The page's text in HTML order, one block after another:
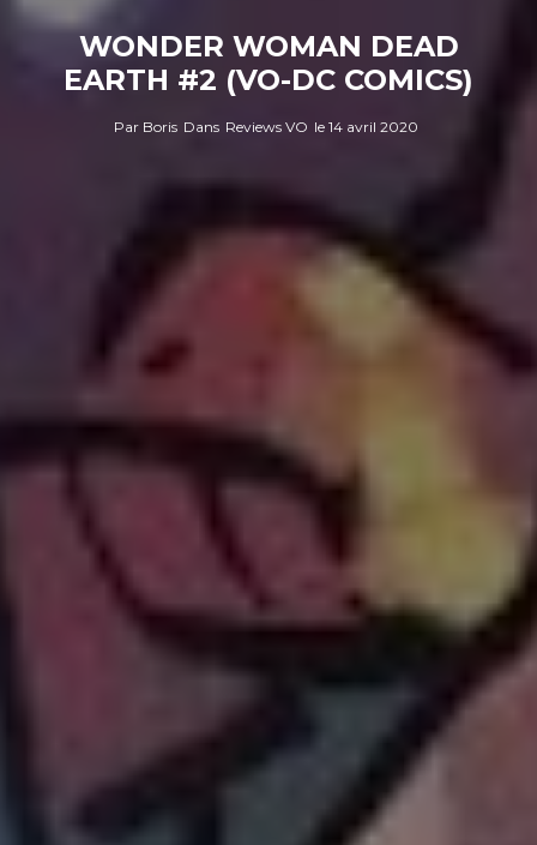
WONDER WOMAN DEAD
EARTH #2 (VO-DC COMICS)
Par Boris Dans Reviews VO le 14 avril 2020